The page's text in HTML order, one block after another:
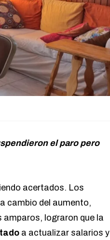
el paro pero
acertados. Los
cambio del aumento,
amparos, lograron que la
a actualizar salarios y